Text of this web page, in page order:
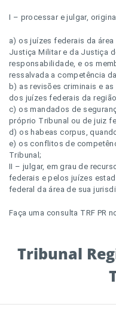
Tribunal
I – processar e julgar,
a) os juízes federais da
Justiça Militar e da Justiça
responsabilidade, e os
ressalvada a competência
b) as revisões criminais e
dos juízes federais da
c) os mandados de
próprio Tribunal ou de juiz
d) os habeas corpus,
e) os conflitos de
Tribunal;
II – julgar, em grau de
federais e pelos juízes
federal da área de sua
Faça uma consulta TRF PR